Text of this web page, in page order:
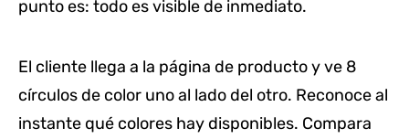
punto es: todo es visible de inmediato.
El cliente llega a la página de producto y ve 8
círculos de color uno al lado del otro. Reconoce al
instante qué colores hay disponibles. Compara